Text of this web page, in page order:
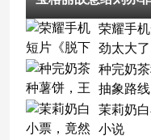
荣耀手
劲太大了
种完奶
抽象路线
茉莉奶
小说